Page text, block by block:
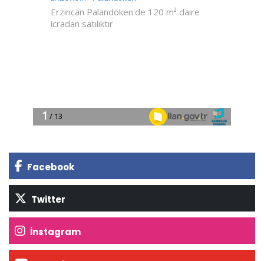
Facebook
Twitter
İnstagram